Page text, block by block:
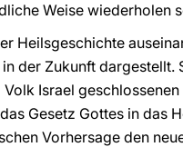
Weise wiederholen
Heilsgeschichte
der Zukunft dargestellt.
Israel
Gesetz Gottes in das
Vorhersage den